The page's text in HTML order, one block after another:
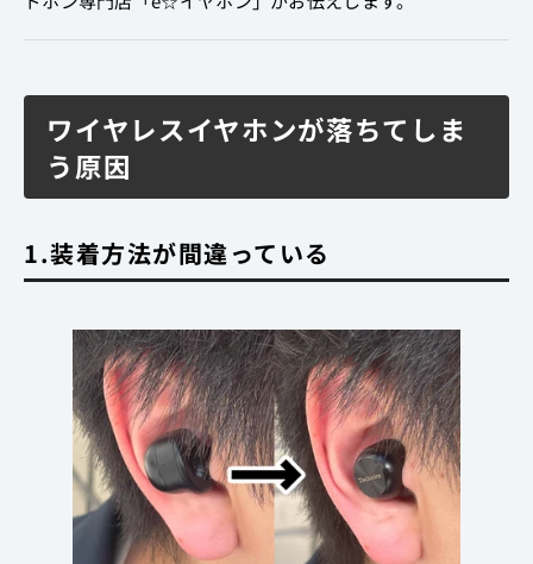
ワイヤレスイヤホンが落ちてしま
う原因
1.装着方法が間違っている